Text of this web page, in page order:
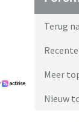
Terug
Meer
Nieuw